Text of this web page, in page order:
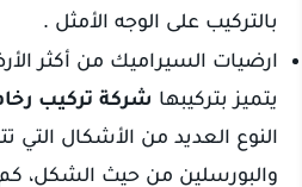
بالتركيب على الوجه الأمثل .
ارضيات السيراميك من أكثر
يتميز بتركيبها شركة تركيب
النوع العديد من الأشكال التي
والبورسلين من حيث الشكل، كم